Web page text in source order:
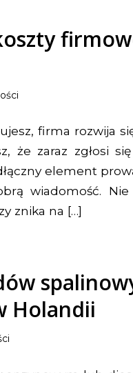
firma rozwija
że zaraz zgłosi
element
wiadomość. Nie
znika na […]
Holandii